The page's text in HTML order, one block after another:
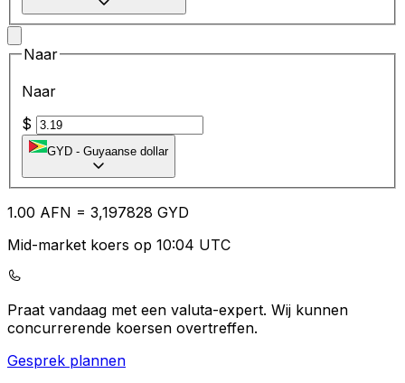
Naar
Naar
$
GYD - Guyaanse dollar
1.00 AFN = 3,197828 GYD
Mid-market koers op 10:04 UTC
Praat vandaag met een valuta-expert. Wij kunnen
concurrerende koersen overtreffen.
Gesprek plannen